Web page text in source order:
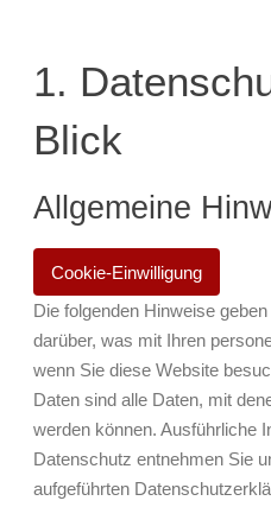
1.
Blick
Allgemeine
Cookie-Einwilligung
Die folgenden Hinweise
darüber, was mit Ihren
wenn Sie diese Website
Daten sind alle Daten, mit
werden können. Ausführliche
Datenschutz entnehmen Sie
aufgeführten